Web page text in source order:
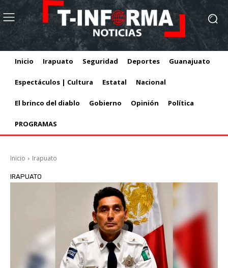
Inicio Irapuato Seguridad Deportes Guanajuato
Espectáculos | Cultura Estatal Nacional
El brinco del diablo Gobierno Opinión Política
PROGRAMAS
Inicio Irapuato
IRAPUATO